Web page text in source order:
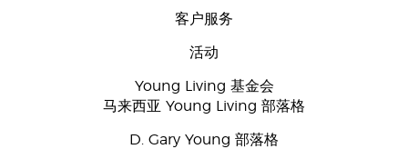
客户服务
活动
Young Living 基金会
马来西亚 Young Living 部落格
D. Gary Young 部落格